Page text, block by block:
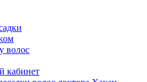
волос
кабинет